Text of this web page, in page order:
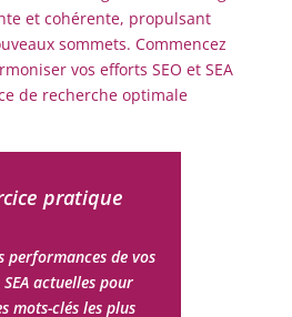
et cohérente, propulsant
sommets. Commencez
vos efforts SEO et SEA
de recherche optimale
pratique
performances de vos
actuelles pour
mots-clés les plus